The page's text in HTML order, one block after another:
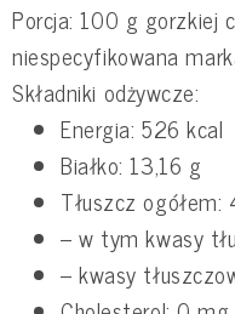
Porcja: 100 g gorzkiej
niespecyfikowana
Składniki odżywcze:
Energia: 526 kcal
Białko: 13,16 g
Tłuszcz ogółem:
– w tym kwasy
– kwasy